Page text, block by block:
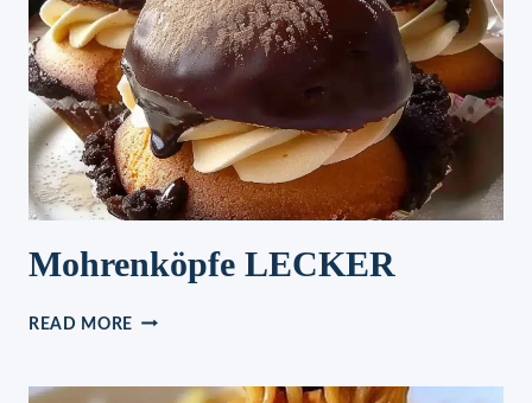
Mohrenköpfe LECKER
READ MORE MOHRENKÖPFE